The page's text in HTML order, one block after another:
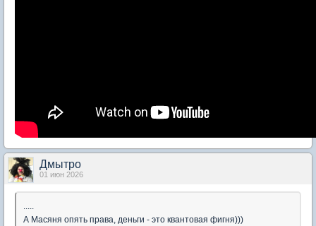
Дмытро
01 июн 2026
.....
А Масяня опять права, деньги - это квантовая фигня)))